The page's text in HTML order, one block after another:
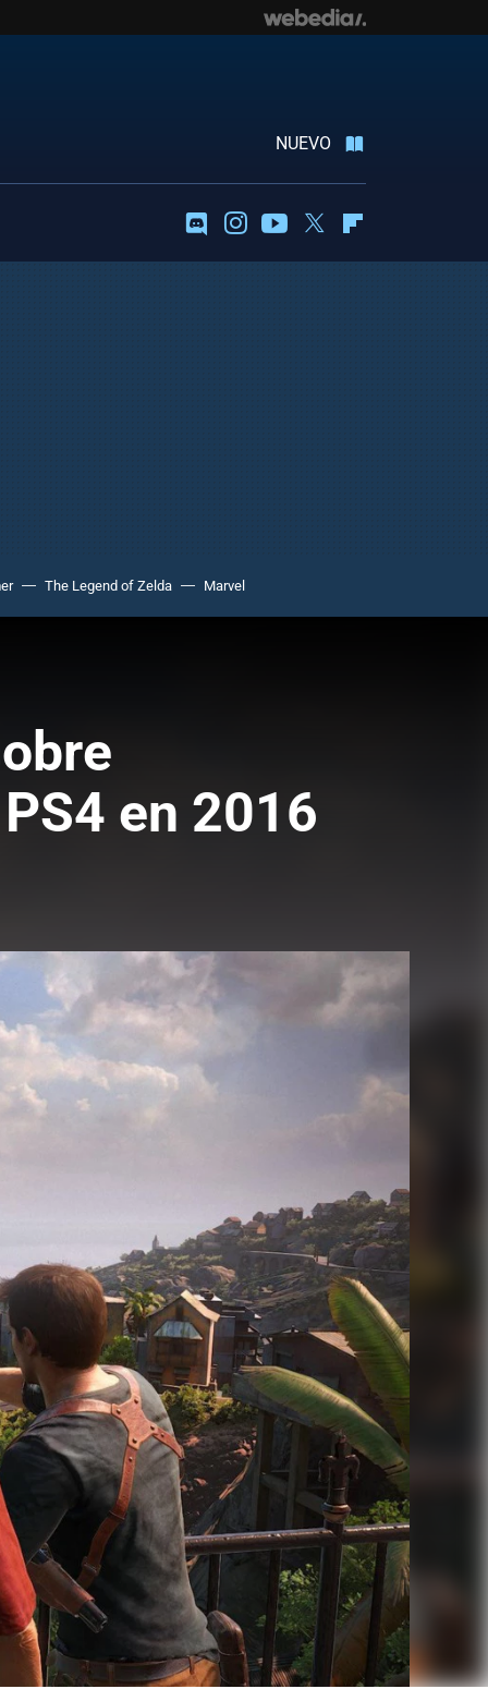
NUEVO
DiscordInstagramYoutubeTwitter
The Legend of Zelda Marvel
en 2016